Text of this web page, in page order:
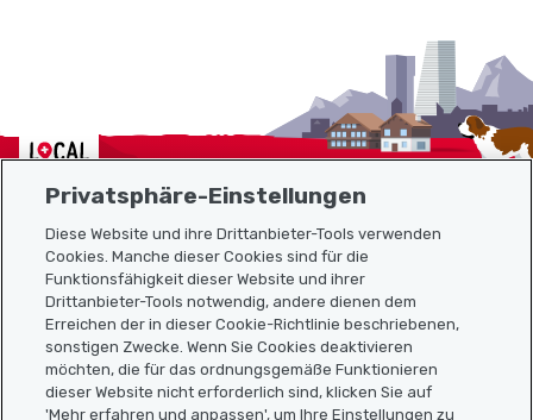
Localcities
Sitemap
Nützliche Links
Privatsphäre-Einstellungen
Diese Website und ihre Drittanbieter-Tools verwenden
Cookies. Manche dieser Cookies sind für die
Funktionsfähigkeit dieser Website und ihrer
Drittanbieter-Tools notwendig, andere dienen dem
Erreichen der in dieser Cookie-Richtlinie beschriebenen,
sonstigen Zwecke. Wenn Sie Cookies deaktivieren
möchten, die für das ordnungsgemäße Funktionieren
dieser Website nicht erforderlich sind, klicken Sie auf
'Mehr erfahren und anpassen', um Ihre Einstellungen zu